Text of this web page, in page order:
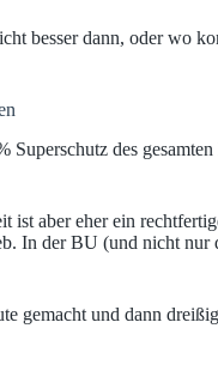
besser dann, oder wo
Superschutz des
aber eher ein
In der BU (und nicht
gemacht und dann